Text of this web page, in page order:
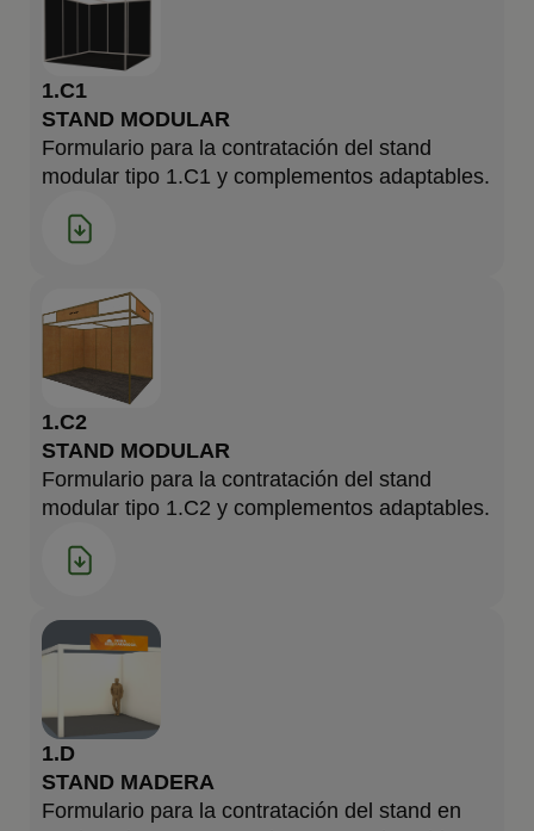
1.C1
STAND MODULAR
Formulario para la contratación del stand
modular tipo 1.C1 y complementos adaptables.
1.C2
STAND MODULAR
Formulario para la contratación del stand
modular tipo 1.C2 y complementos adaptables.
1.D
STAND MADERA
Formulario para la contratación del stand en